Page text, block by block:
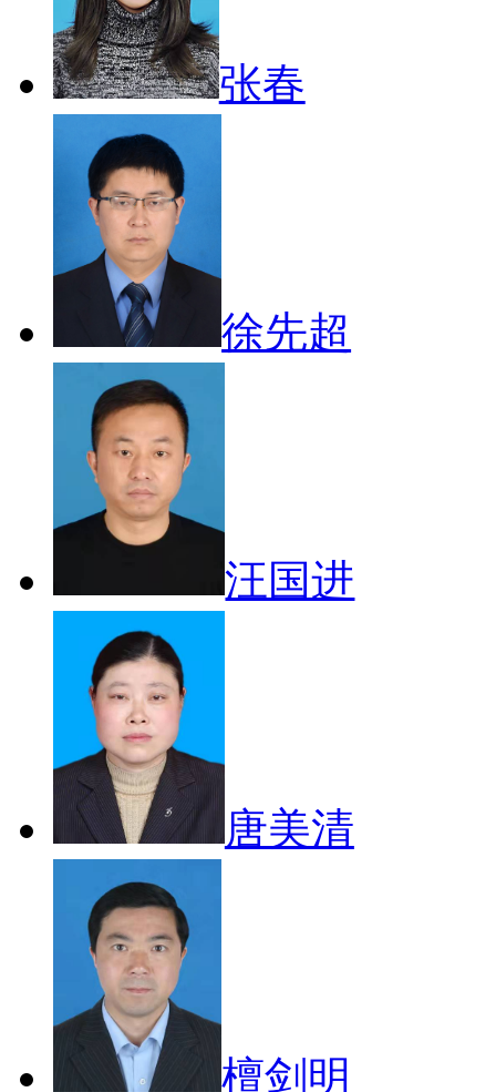
张春
徐先超
汪国进
唐美清
檀剑明